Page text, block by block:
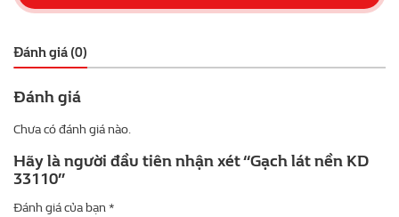
Đánh giá (0)
Đánh giá
Chưa có đánh giá nào.
Hãy là người đầu tiên nhận xét “Gạch lát nền KD
33110”
Đánh giá của bạn*